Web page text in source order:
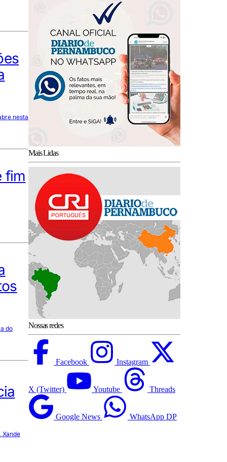
nesta
fim
do
Xande
Mais Lidas
Nossas redes
Facebook Instagram
X (Twitter) Youtube Threads
Google News WhatsApp DP